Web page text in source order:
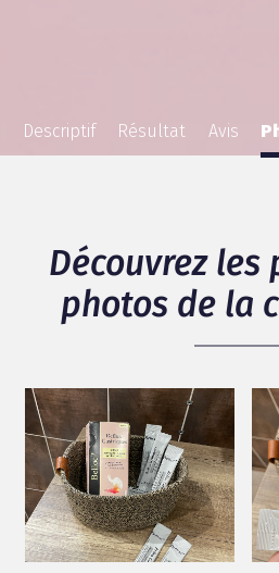
Descriptif Résultat Avis
Découvrez les
photos de la